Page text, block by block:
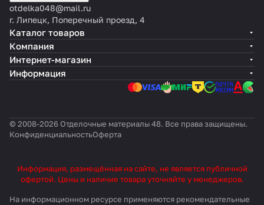
otdelka048@mail.ru
г. Липецк, Поперечный проезд, 4
Каталог товаров
Компания
Интернет-магазин
Информация
© 2008-2026 Отделочные материалы 48. Все права защищены.
КонфиденциальностьОферта
Информация, размещённая на сайте, не является публичной
офертой. Цены и наличие товара уточняйте у менеджеров.
На информационном ресурсе применяются рекомендательные